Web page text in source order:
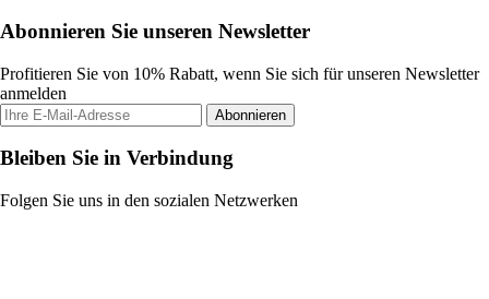
Abonnieren Sie unseren Newsletter
Profitieren Sie von 10% Rabatt, wenn Sie sich für unseren Newsletter
anmelden
Abonnieren
Bleiben Sie in Verbindung
Folgen Sie uns in den sozialen Netzwerken